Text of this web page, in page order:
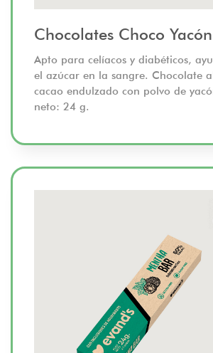
Chocolates Choco Yacón
Apto para celíacos y diabéticos,
el azúcar en la sangre. Chocolate
cacao endulzado con polvo de
neto: 24 g.